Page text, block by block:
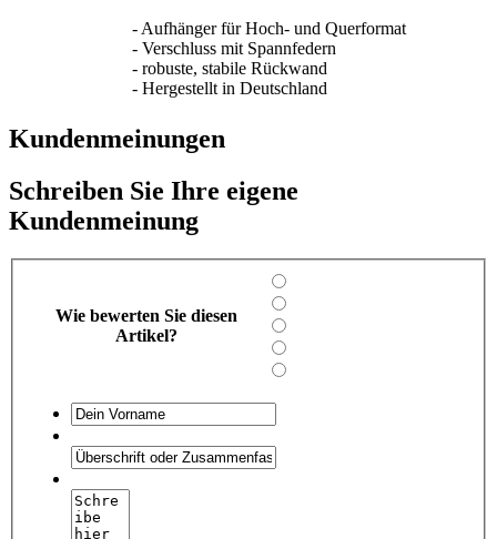
- Aufhänger für Hoch- und Querformat
- Verschluss mit Spannfedern
- robuste, stabile Rückwand
- Hergestellt in Deutschland
Kundenmeinungen
Schreiben Sie Ihre eigene
Kundenmeinung
Wie bewerten Sie diesen
Artikel?